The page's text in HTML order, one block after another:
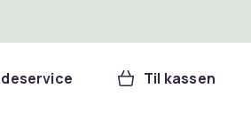
Til kassen